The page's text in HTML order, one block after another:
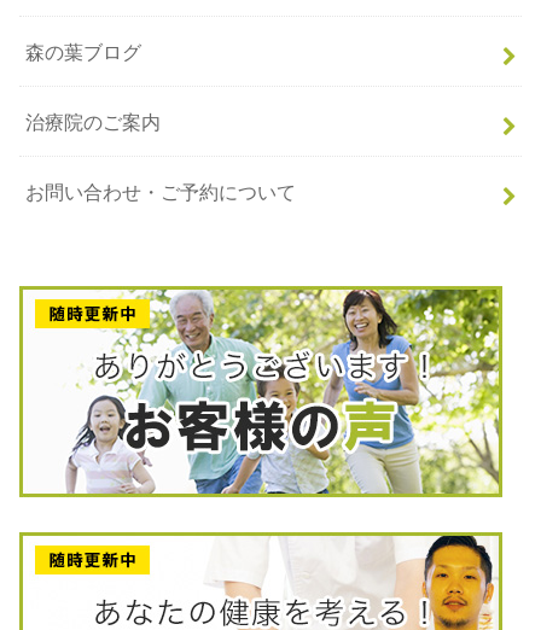
森の葉ブログ
治療院のご案内
お問い合わせ・ご予約について